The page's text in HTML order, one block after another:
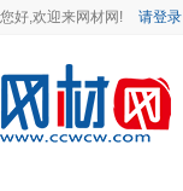
您好,欢迎来网材网! 请登录